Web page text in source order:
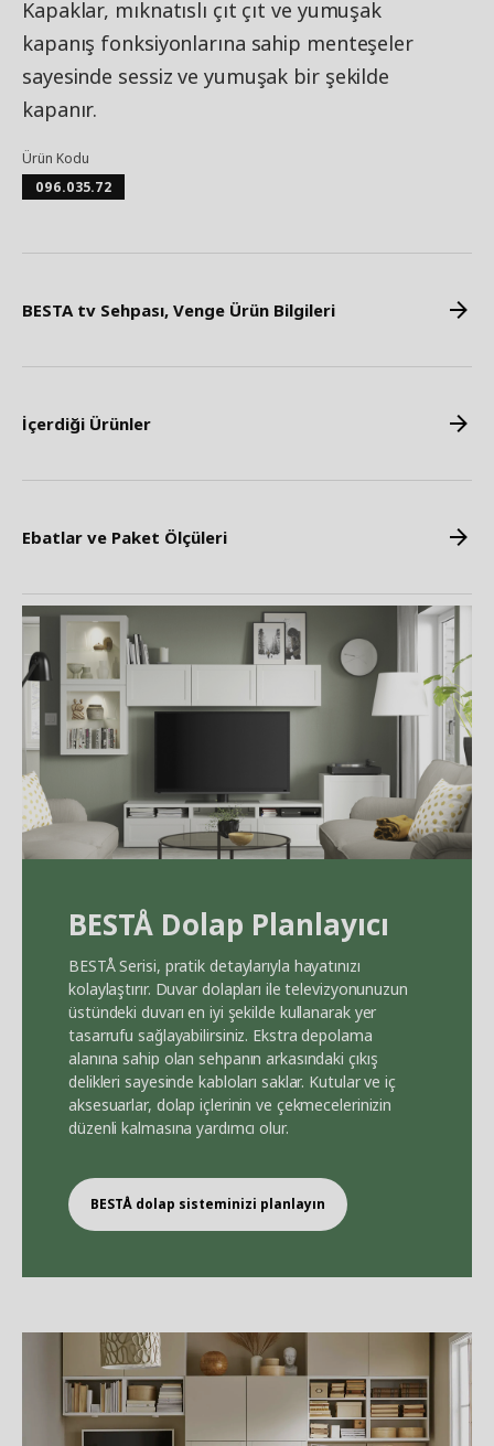
Kapaklar, mıknatıslı çıt çıt ve yumuşak
kapanış fonksiyonlarına sahip menteşeler
sayesinde sessiz ve yumuşak bir şekilde
kapanır.
Ürün Kodu
096.035.72
BESTA tv Sehpası, Venge Ürün Bilgileri
İçerdiği Ürünler
Ebatlar ve Paket Ölçüleri
BESTÅ Dolap Planlayıcı
BESTÅSerisi, pratik detaylarıyla hayatınızı
kolaylaştırır. Duvar dolapları ile televizyonunuzun
üstündeki duvarı en iyi şekilde kullanarak yer
tasarrufu sağlayabilirsiniz. Ekstra depolama
alanına sahip olan sehpanın arkasındaki çıkış
delikleri sayesinde kabloları saklar. Kutular ve iç
aksesuarlar, dolap içlerinin ve çekmecelerinizin
düzenli kalmasına yardımcı olur.
BESTÅ dolap sisteminizi planlayın